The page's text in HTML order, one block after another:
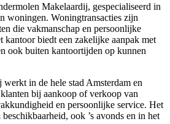
Makelaardij, gespecialiseerd in
woningen. Woningtransacties zijn
die vakmanschap en persoonlijke
kantoor biedt een zakelijke aanpak met
ook buiten kantoortijden op kunnen
in de hele stad Amsterdam en
bij aankoop of verkoop van
en persoonlijke service. Het
ook ’s avonds en in het